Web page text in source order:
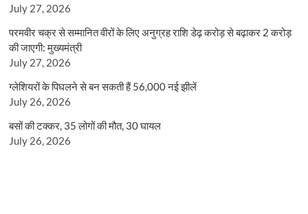
July 27, 2026
परमवीर चक्र से सम्मानित वीरों के लिए अनुग्रह राशि डेढ़ करोड़ से बढ़ाकर 2 करोड़
की जाएगी: मुख्यमंत्री
July 27, 2026
ग्लेशियरों के पिघलने से बन सकती हैं 56,000 नई झीलें
July 26, 2026
बसों की टक्कर, 35 लोगों की मौत, 30 घायल
July 26, 2026